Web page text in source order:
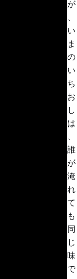
が
、
い
ま
の
い
ち
お
し
は
、
誰
が
淹
れ
て
も
同
じ
味
で